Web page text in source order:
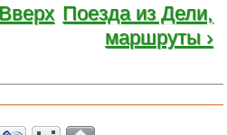
Вверх Поезда из Дели,
маршруты ›